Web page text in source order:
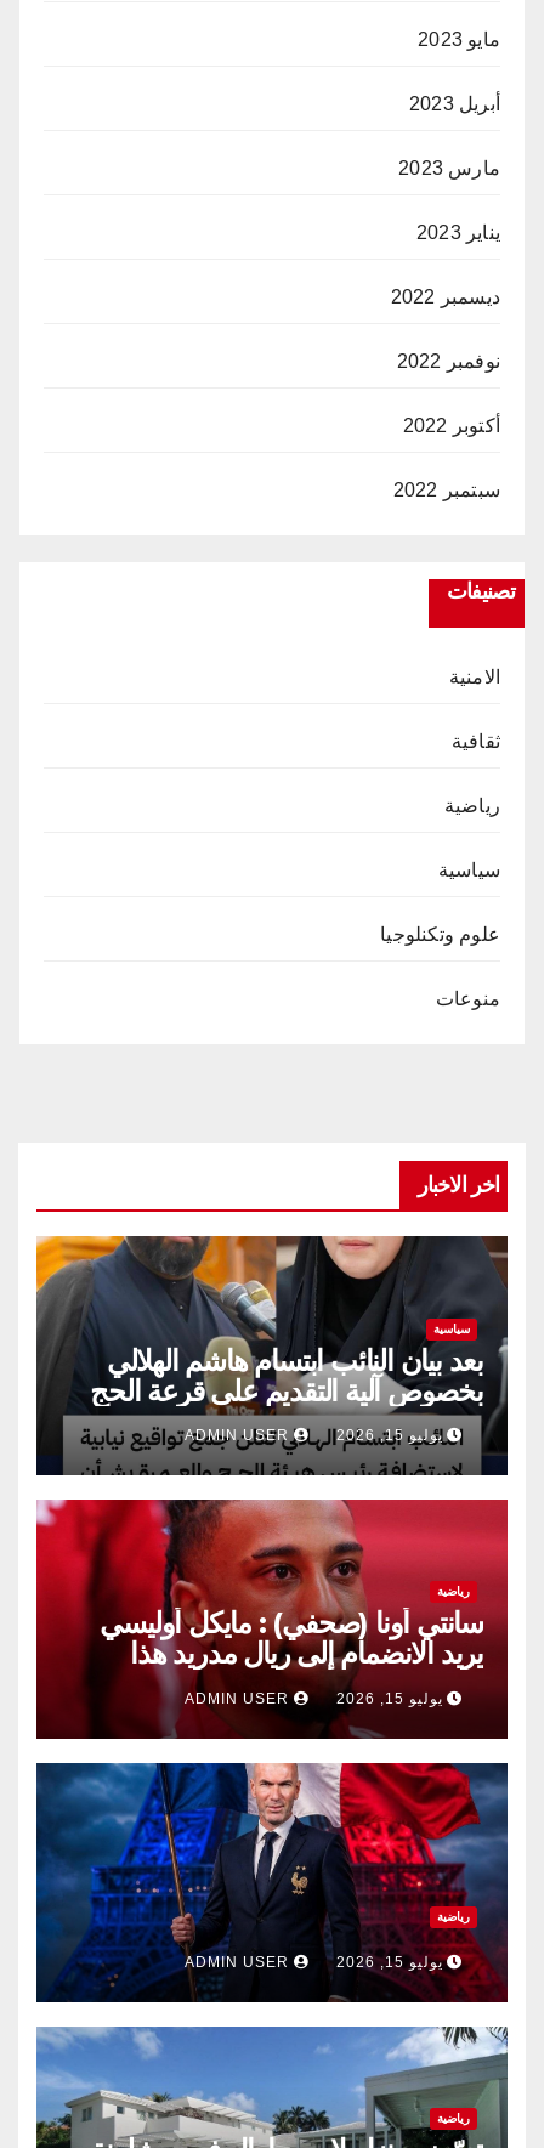
مايو 2023
أبريل 2023
مارس 2023
يناير 2023
ديسمبر 2022
نوفمبر 2022
أكتوبر 2022
سبتمبر 2022
تصنيفات
الامنية
ثقافية
رياضية
سياسية
علوم وتكنلوجيا
منوعات
اخر الاخبار
سياسية
بعد بيان النائب ابتسام هاشم الهلالي
بخصوص آلية التقديم على قرعة الحج
يوليو 15, 2026
رياضية
سانتي أونا (صحفي) : مايكل أوليسي
يريد الانضمام إلى ريال مدريد هذا
الصيف.
يوليو 15, 2026 ADMIN USER
رياضية
يوليو 15, 2026
رياضية